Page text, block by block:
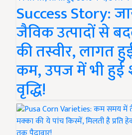
Success Story:
जैविक उत्पादों से
की तस्वीर, लागत
कम, उपज में भी हुई
वृद्धि!